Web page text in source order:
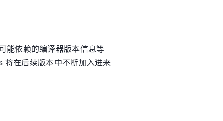
能依赖的编译器版本信息等
将在后续版本中不断加入进来